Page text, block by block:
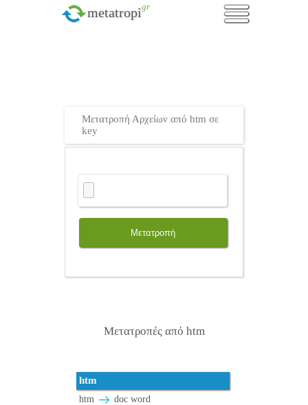
metatropi.gr
Μετατροπή Αρχείων από htm σε
key
Μετατροπή
Μετατροπές από htm
htm
htm
doc word